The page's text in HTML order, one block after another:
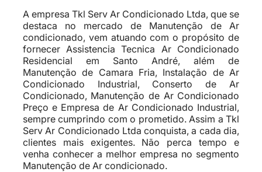
A empresa Tkl Serv Ar Condicionado Ltda, que se
destaca no mercado de Manutenção de Ar
condicionado, vem atuando com o propósito de
fornecer Assistencia Tecnica Ar Condicionado
Residencial em Santo André, além de
Manutenção de Camara Fria, Instalação de Ar
Condicionado Industrial, Conserto de Ar
Condicionado, Manutenção de Ar Condicionado
Preço e Empresa de Ar Condicionado Industrial,
sempre cumprindo com o prometido. Assim a Tkl
Serv Ar Condicionado Ltda conquista, a cada dia,
clientes mais exigentes. Não perca tempo e
venha conhecer a melhor empresa no segmento
Manutenção de Ar condicionado.